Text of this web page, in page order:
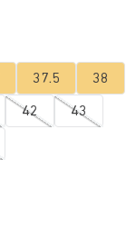
37.5 38
42 43